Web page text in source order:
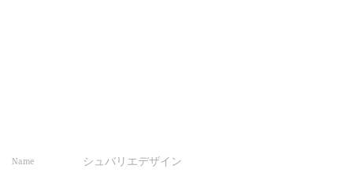
Name シュバリエデザイン